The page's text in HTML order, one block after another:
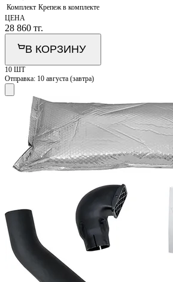
Комплект Крепеж в комплекте
ЦЕНА
28 860 тг.
В КОРЗИНУ
10 ШТ
Отправка: 10 августа (завтра)